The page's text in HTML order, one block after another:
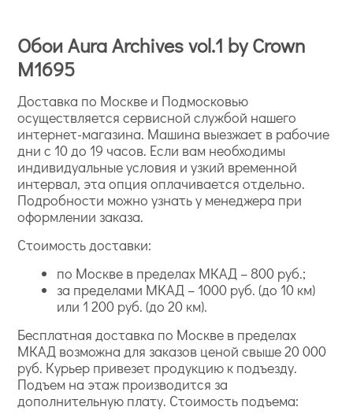
Обои Aura Archives vol.1 by Crown
M1695
Доставка по Москве и Подмосковью
осуществляется сервисной службой нашего
интернет-магазина. Машина выезжает в рабочие
дни с 10 до 19 часов. Если вам необходимы
индивидуальные условия и узкий временной
интервал, эта опция оплачивается отдельно.
Подробности можно узнать у менеджера при
оформлении заказа.
Стоимость доставки:
по Москве в пределах МКАД – 800 руб.;
за пределами МКАД – 1000 руб. (до 10 км)
или 1 200 руб. (до 20 км).
Бесплатная доставка по Москве в пределах
МКАД возможна для заказов ценой свыше 20 000
руб. Курьер привезет продукцию к подъезду.
Подъем на этаж производится за
дополнительную плату. Стоимость подъема: